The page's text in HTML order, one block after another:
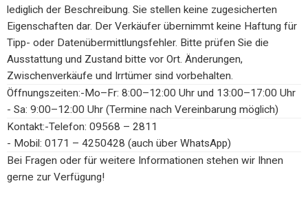
lediglich der Beschreibung. Sie stellen keine zugesicherten
Eigenschaften dar. Der Verkäufer übernimmt keine Haftung für
Tipp- oder Datenübermittlungsfehler. Bitte prüfen Sie die
Ausstattung und Zustand bitte vor Ort. Änderungen,
Zwischenverkäufe und Irrtümer sind vorbehalten.
Öffnungszeiten:-Mo–Fr: 8:00–12:00 Uhr und 13:00–17:00 Uhr
- Sa: 9:00–12:00 Uhr (Termine nach Vereinbarung möglich)
Kontakt:-Telefon: 09568 – 2811
- Mobil: 0171 – 4250428 (auch über WhatsApp)
Bei Fragen oder für weitere Informationen stehen wir Ihnen
gerne zur Verfügung!